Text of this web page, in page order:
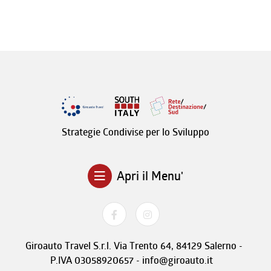
Strategie Condivise per lo Sviluppo
Apri il Menu'
Giroauto Travel S.r.l. Via Trento 64, 84129 Salerno -
P.IVA 03058920657 - info@giroauto.it